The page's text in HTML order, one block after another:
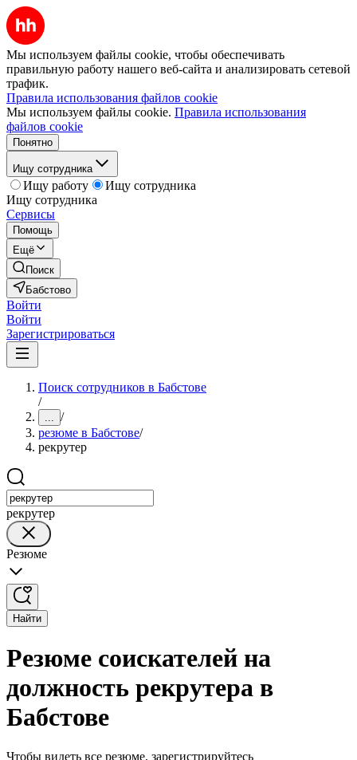
Мы используем файлы cookie, чтобы обеспечивать
правильную работу нашего веб-сайта и анализировать сетевой
трафик.
Правила использования файлов cookie
Мы используем файлы cookie. Правила использования
файлов cookie
Понятно
Ищу сотрудника
Ищу работу
Ищу сотрудника
Ищу сотрудника
Сервисы
Помощь
Ещё
Поиск
Бабстово
Войти
Войти
Зарегистрироваться
Поиск сотрудников в Бабстове
/
... /
резюме в Бабстове/
рекрутер
рекрутер
Резюме
Найти
Резюме соискателей на
должность рекрутера в
Бабстове
Чтобы видеть все резюме, зарегистрируйтесь